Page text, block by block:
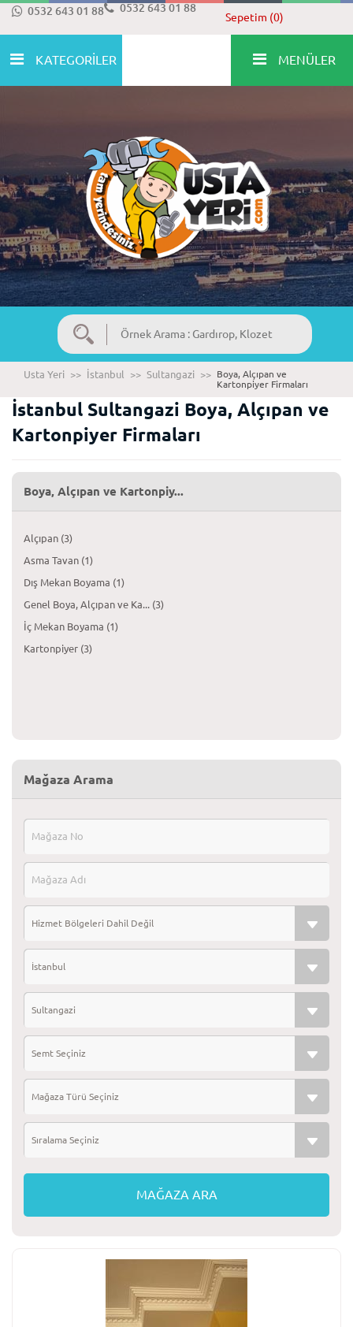
0532 643 01 88 0532 643 01 88
Sepetim (0)
KATEGORİLER MENÜLER
Usta Yeri >> İstanbul >> Sultangazi >>
Boya, Alçıpan ve
Kartonpiyer Firmaları
İstanbul Sultangazi Boya, Alçıpan ve
Kartonpiyer Firmaları
Boya, Alçıpan ve Kartonpiy...
Alçıpan (3)
Asma Tavan (1)
Dış Mekan Boyama (1)
Genel Boya, Alçıpan ve Ka... (3)
İç Mekan Boyama (1)
Kartonpiyer (3)
Mağaza Arama
Hizmet Bölgeleri Dahil Değil
İstanbul
Sultangazi
Semt Seçiniz
Mağaza Türü Seçiniz
Sıralama Seçiniz